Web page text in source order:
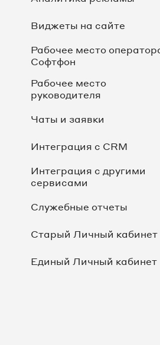
Виджеты на сайте
Рабочее место
Софтфон
Рабочее место
руководителя
Чаты и заявки
Интеграция с CRM
Интеграция с другими
сервисами
Служебные отчеты
Старый Личный кабинет
Единый Личный кабинет